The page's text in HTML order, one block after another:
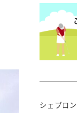
シェブロ